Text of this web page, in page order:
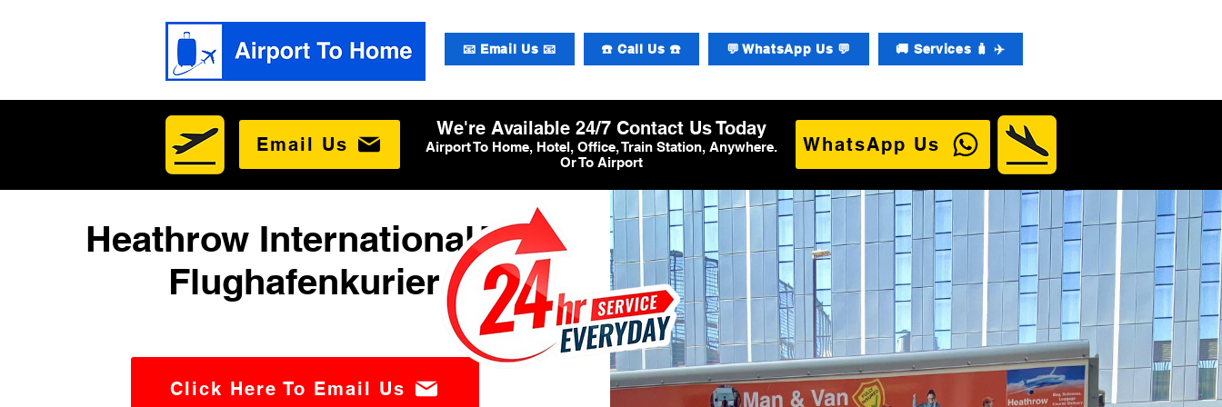
📧 Email Us 📧 ☎️ Call Us ☎️ 💬 WhatsApp Us 💬 🚚 Services 🧳 ✈️
Email Us
We're Available 24/7 Contact Us Today
Airport To Home, Hotel, Office, Train Station, Anywhere.
Or To Airport
WhatsApp Us
Heathrow International T4
Flughafenkurier
Click Here To Email Us